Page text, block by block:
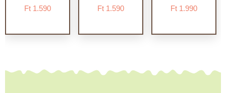
Ft1.590
Ft1.590
Ft 1.990